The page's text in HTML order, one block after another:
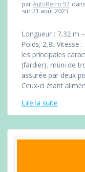
parAutoRetro 57 dans
sur 21 août 2023
Longueur : 7,32 m
Poids; 2,8t
les principales
(fardier), muni de
assurée par deux
Ceux-ci étant
Lire la suite